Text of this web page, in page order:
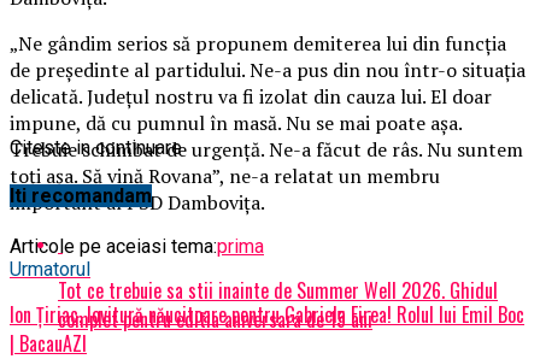
„Ne gândim serios să propunem demiterea lui din funcţia
de preşedinte al partidului. Ne-a pus din nou într-o situaţia
delicată. Judeţul nostru va fi izolat din cauza lui. El doar
impune, dă cu pumnul în masă. Nu se mai poate aşa.
Trebuie schimbat de urgenţă. Ne-a făcut de râs. Nu suntem
toţi aşa. Să vină Rovana”, ne-a relatat un membru
important al PSD Damboviţa.
Articole pe aceiasi tema:prima
Urmatorul
Ion Țiriac, lovitură năucitoare pentru Gabriela Firea! Rolul lui Emil Boc
| BacauAZI
Citeste in continuare
Iti recomandam
Tot ce trebuie sa stii inainte de Summer Well 2026. Ghidul
complet pentru editia aniversara de 15 ani